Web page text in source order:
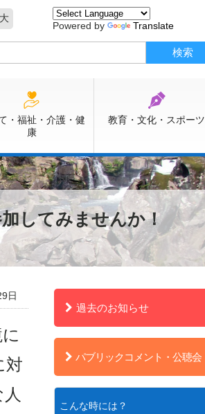
Powered by Translate
・福祉・介護・健
康
教育・文化・スポーツ
してみませんか！
日
対
過去のお知らせ
パブリックコメント・公聴会
こんな時には？